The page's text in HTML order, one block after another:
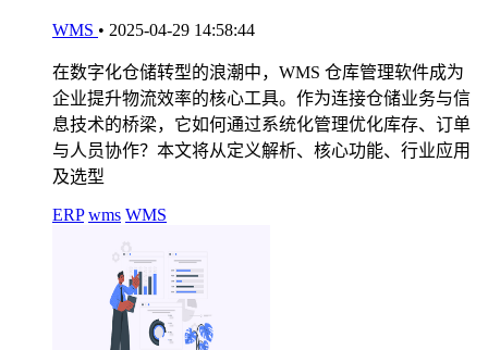
WMS • 2025-04-29 14:58:44
在数字化仓储转型的浪潮中，WMS 仓库管理软件成为
企业提升物流效率的核心工具。作为连接仓储业务与信
息技术的桥梁，它如何通过系统化管理优化库存、订单
与人员协作？本文将从定义解析、核心功能、行业应用
及选型
ERP wms WMS